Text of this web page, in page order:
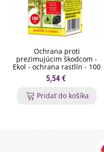
Ochrana proti
prezimujúcim škodcom -
Ekol - ochrana rastlín - 100
ml
5,54 €
Pridať do košíka